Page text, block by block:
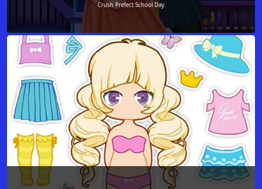
Crush Prefect School Day